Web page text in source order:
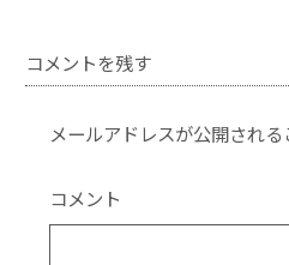
c
e
b
o
o
k
itt
er
コメントを残す
メールアドレスが公開される
コメント